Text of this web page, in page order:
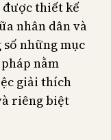
thiết kế
nhân dân và
những mục
nằm
giải thích
riêng biệt